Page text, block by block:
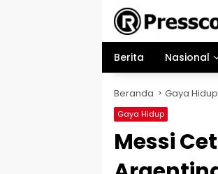
Berita Nasional
Beranda Gaya Hidup
Gaya Hidup
Messi